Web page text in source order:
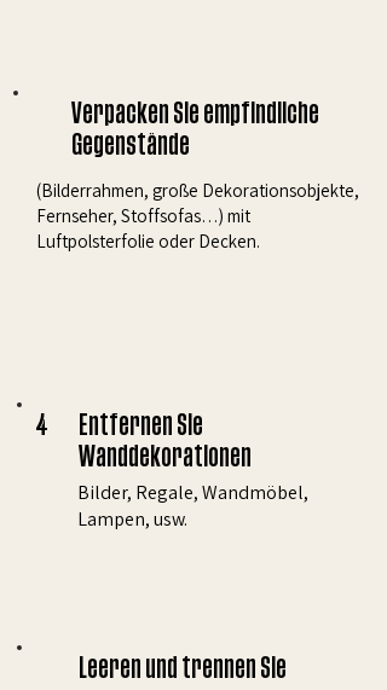
Verpacken Sie empfindliche
Gegenstände
(Bilderrahmen, große Dekorationsobjekte,
Fernseher, Stoffsofas…) mit
Luftpolsterfolie oder Decken.
4
Entfernen Sie
Wanddekorationen
Bilder, Regale, Wandmöbel,
Lampen, usw.
Leeren und trennen Sie